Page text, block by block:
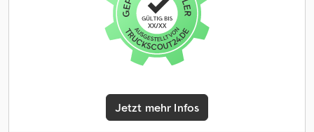
elektrische Vorbereitung AHK, GFK-Dach, Lounge-Sitzgruppe,
dimmbare Beleuchtung im Bad, GFK-Federung, 10 Jahre
Dichtigkeitsgarantie?) * Active Paket T 7055 EB (1): Ford Transit
Light Tiefrahmen (3.500 kg), TDCi EcoBlue (2,0 l / 121 kW / 165 PS)
Heavy Duty, 8-Gang Automatikgetriebe, Außenfarbe Fahrerhaus
schwarz, Klimaanlage automatisch inkl. Staub- und Pollenfilter,
Außenspiegel elektrisch einstellbar und beheizbar,
Ausstellfenster in der T-Haube, Verdunklungsjalousien im
Jetzt mehr Infos